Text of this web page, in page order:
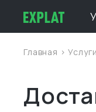
Главная >Услуги